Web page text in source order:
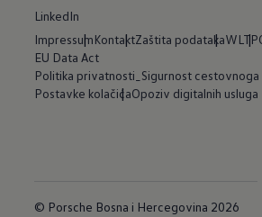
LinkedIn
ImpressumKontaktZaštita podatakaWLTP
EU Data Act
Politika privatnosti_Sigurnost
Postavke kolačićaOpoziv digitalnih usluga
© Porsche Bosna i Hercegovina 2026